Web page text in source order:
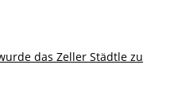
das Zeller Städtle zu